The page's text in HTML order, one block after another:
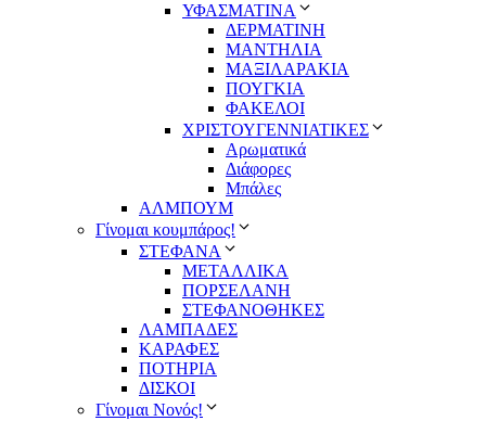
ΥΦΑΣΜΑΤΙΝA
ΔΕΡΜΑΤΙΝΗ
ΜΑΝΤΗΛΙΑ
ΜΑΞΙΛΑΡΑΚΙΑ
ΠΟΥΓΚΙΑ
ΦΑΚΕΛΟΙ
ΧΡΙΣΤΟΥΓΕΝΝΙΑΤΙΚΕΣ
Αρωματικά
Διάφορες
Μπάλες
ΑΛΜΠΟΥΜ
Γίνομαι κουμπάρος!
ΣΤΕΦΑΝΑ
ΜΕΤΑΛΛΙΚΑ
ΠΟΡΣΕΛΑΝΗ
ΣΤΕΦΑΝΟΘΗΚΕΣ
ΛΑΜΠΑΔΕΣ
ΚΑΡΑΦΕΣ
ΠΟΤΗΡΙΑ
ΔΙΣΚΟΙ
Γίνομαι Νονός!